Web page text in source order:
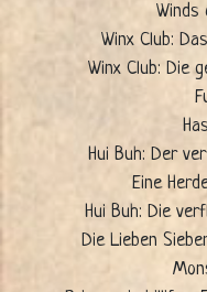
Winds
Winx Club:
Winx Club: Die
Hui Buh: Der
Eine
Hui Buh: Die
Die Lieben